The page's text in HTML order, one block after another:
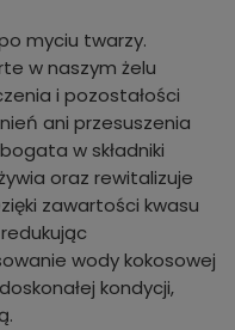
myciu twarzy.
w naszym żelu
i pozostałości
ani przesuszenia
w składniki
oraz rewitalizuje
zawartości kwasu
wody kokosowej
kondycji,